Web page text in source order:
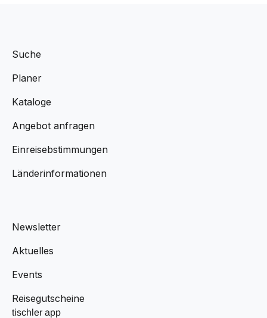
Suche
Planer
Kataloge
Angebot anfragen
Einreisebstimmungen
Länderinformationen
Newsletter
Aktuelles
Events
Reisegutscheine
tischler app